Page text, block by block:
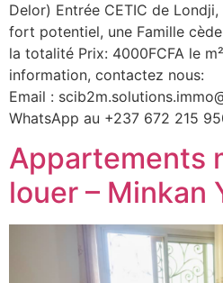
Delor) Entrée CETIC de
fort potentiel, une Famille
la totalité Prix: 4000FCFA le
information, contactez nous:
Email :
WhatsApp au +237 672 215
Appartements
louer – Minkan